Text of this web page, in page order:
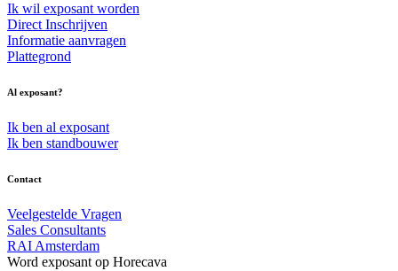
Ik wil exposant worden
Direct Inschrijven
Informatie aanvragen
Plattegrond
Al exposant?
Ik ben al exposant
Ik ben standbouwer
Contact
Veelgestelde Vragen
Sales Consultants
RAI Amsterdam
Word exposant op Horecava